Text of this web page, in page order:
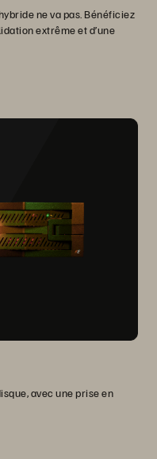
ne va pas. Bénéficiez
extrême et d’une
avec une prise en